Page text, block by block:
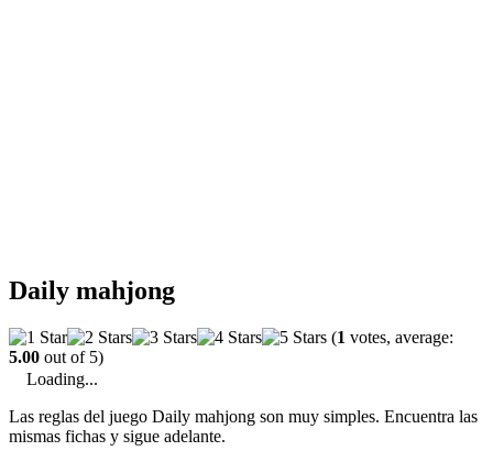
Daily mahjong
(1 votes, average:
5.00 out of 5)
Loading...
Las reglas del juego Daily mahjong son muy simples. Encuentra las
mismas fichas y sigue adelante.